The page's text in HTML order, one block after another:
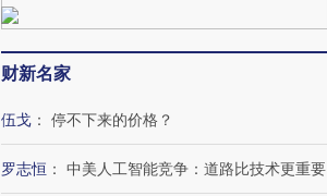
财新名家
伍戈 ： 停不下来的价格？
罗志恒 ： 中美人工智能竞争：道路比技术更重要